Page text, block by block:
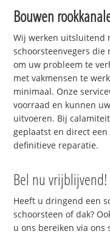
Bouwen
Wij werken uitsluitend
schoorsteenvegers
om uw probleem te
met vakmensen te
minimaal. Onze
voorraad en kunnen
uitvoeren. Bij
geplaatst en direct
definitieve reparatie.
Bel nu vrijblijvend!
Heeft u dringend een
schoorsteen of dak?
u ons bereiken via ons